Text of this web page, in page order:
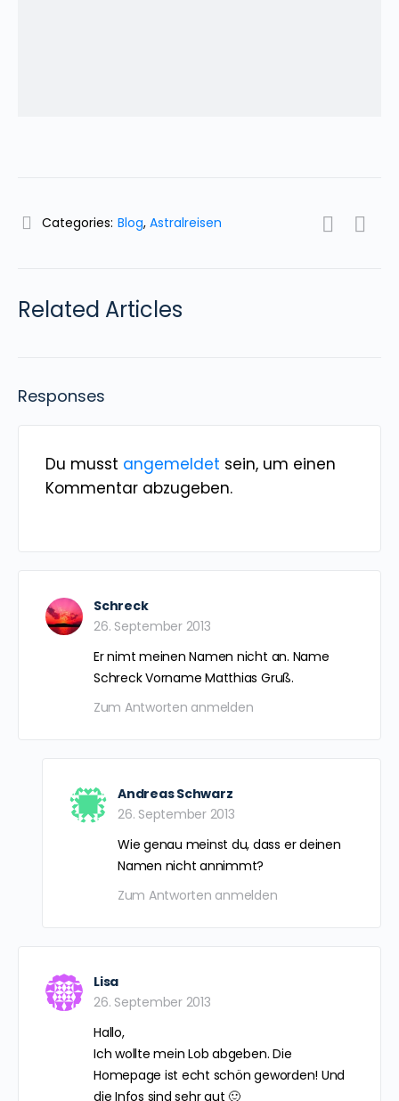
Categories: Blog, Astralreisen
Related Articles
Responses
Du musst angemeldet sein, um einen
Kommentar abzugeben.
Schreck
26. September 2013
Er nimt meinen Namen nicht an. Name
Schreck Vorname Matthias Gruß.
Zum Antworten anmelden
Andreas Schwarz
26. September 2013
Wie genau meinst du, dass er deinen
Namen nicht annimmt?
Zum Antworten anmelden
Lisa
26. September 2013
Hallo,
Ich wollte mein Lob abgeben. Die
Homepage ist echt schön geworden! Und
die Infos sind sehr gut 🙂